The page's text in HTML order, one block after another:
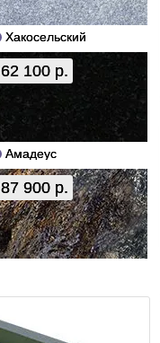
Хакосельский
62 100 р.
Амадеус
87 900 р.